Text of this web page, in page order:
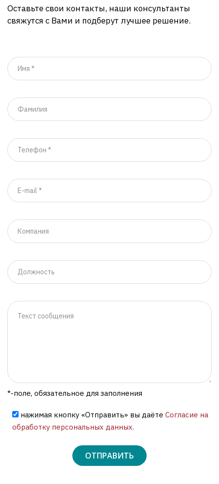
Оставьте свои контакты, наши консультанты
свяжутся с Вами и подберут лучшее решение.
*-поле, обязательное для заполнения
нажимая кнопку «Отправить» вы даёте Согласие на
обработку персональных данных.